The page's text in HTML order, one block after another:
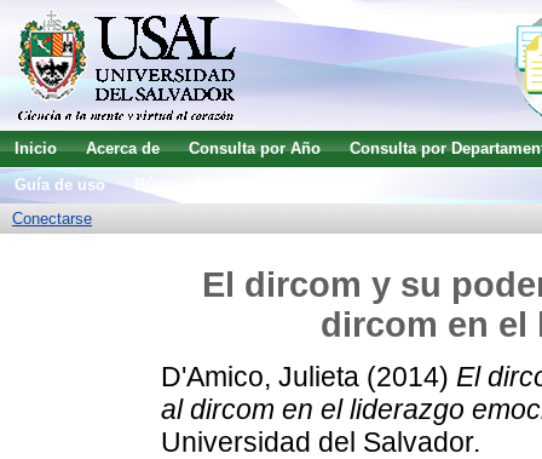
Inicio Acerca de Consulta por Año
Consulta por
Guía de uso
Conectarse
El dircom y su
dircom en el
D'Amico, Julieta (2014) El
al dircom en el liderazgo
Universidad del Salvador.